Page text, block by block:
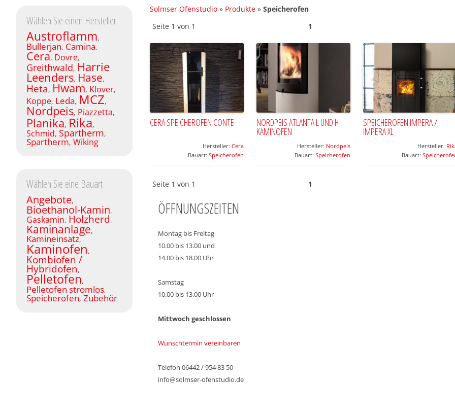
Solmser Ofenstudio » Produkte » Speicherofen
Seite 1 von 1
1
CERA SPEICHEROFEN CONTE
Hersteller:Cera
Bauart:Speicherofen
NORDPEIS ATLANTA L UND H
KAMINOFEN
Hersteller: Nordpeis
Bauart:Speicherofen
SPEICHEROFEN IMPERA /
IMPERA XL
Hersteller:
Bauart:
Seite 1 von 1 1
Wählen Sie einen Hersteller
Austroflamm,
Bullerjan, Camina,
Cera, Dovre,
Greithwald, Harrie
Leenders, Hase,
Heta, Hwam, Klover,
Koppe, Leda, MCZ,
Nordpeis, Piazzetta,
Planika, Rika,
Schmid, Spartherm,
Spartherm, Wiking
Wählen Sie eine Bauart
Angebote,
Bioethanol-Kamin,
Gaskamin, Holzherd,
Kaminanlage,
Kamineinsatz,
Kaminofen,
Kombiofen /
Hybridofen,
Pelletofen,
Pelletofen stromlos,
Speicherofen, Zubehör
ÖFFNUNGSZEITEN
Montag bis Freitag
10.00 bis 13.00 und
14.00 bis 18.00 Uhr
Samstag
10.00 bis 13.00 Uhr
Mittwoch geschlossen
Wunschtermin vereinbaren
Telefon 06442 / 954 83 50
info@solmser-ofenstudio.de